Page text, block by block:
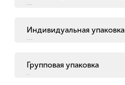
Индивидуальная упаковка
Групповая упаковка